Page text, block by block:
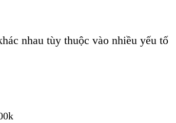
nhau tùy thuộc vào nhiều yếu tố